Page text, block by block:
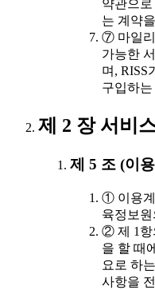
약관으
는 계약
⑦ 마일리
가능한
며, RISS
구입하
제 2 장 서비
제 5 조 (이
① 이용계
육정보
② 제 1항
을 할 때
요로 하는
사항을